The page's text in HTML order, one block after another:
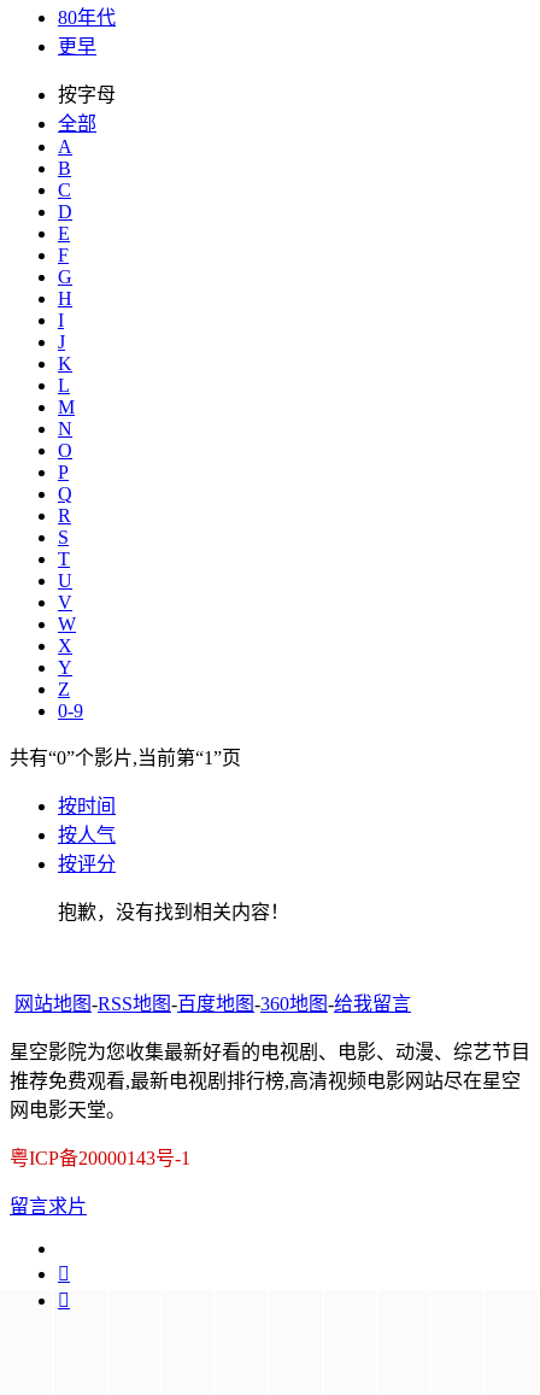
80年代
更早
按字母
全部
A
B
C
D
E
F
G
H
I
J
K
L
M
N
O
P
Q
R
S
T
U
V
W
X
Y
Z
0-9
共有“0”个影片,当前第“1”页
按时间
按人气
按评分
抱歉，没有找到相关内容！
网站地图-RSS地图-百度地图-360地图-给我留言
星空影院为您收集最新好看的电视剧、电影、动漫、综艺节目
推荐免费观看,最新电视剧排行榜,高清视频电影网站尽在星空
网电影天堂。
粤ICP备20000143号-1
留言求片

